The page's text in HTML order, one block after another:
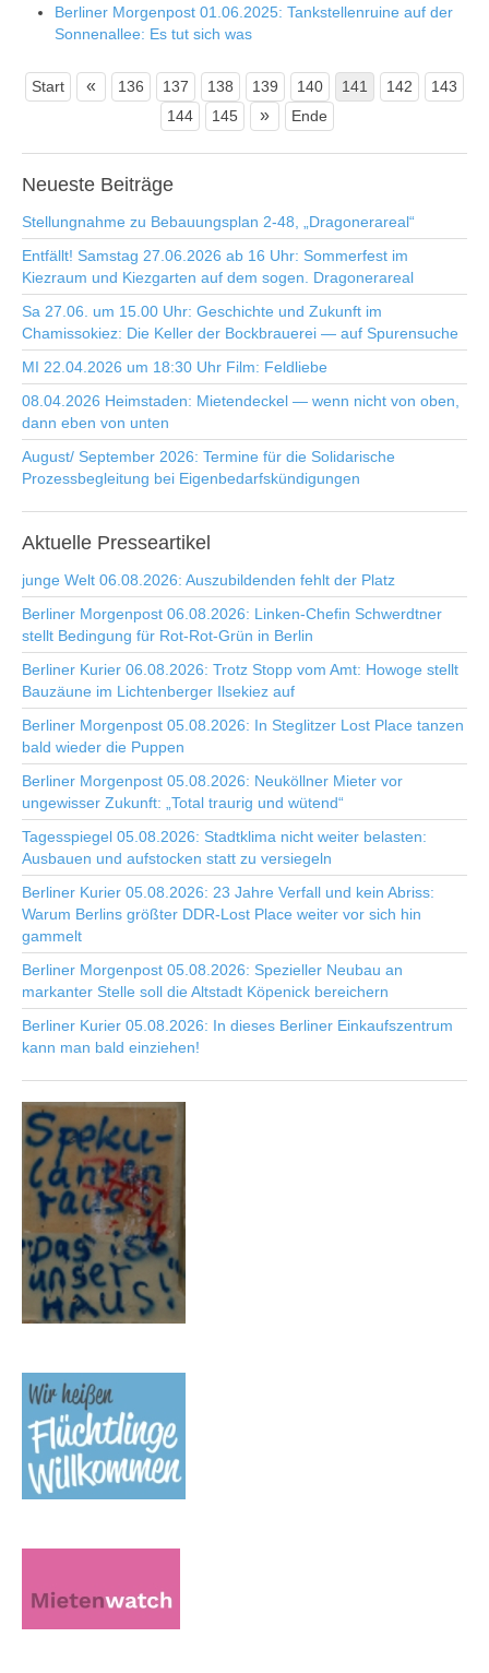
Berliner Morgenpost 01.06.2025: Tankstellenruine auf der
Sonnenallee: Es tut sich was
Start « 136 137 138 139 140 141 142
143
144
145 » Ende
Neueste Beiträge
Stellungnahme zu Bebauungsplan 2-48, „Dragonerareal“
Entfällt! Samstag 27.06.2026 ab 16 Uhr: Sommerfest im
Kiezraum und Kiezgarten auf dem sogen. Dragonerareal
Sa 27.06. um 15.00 Uhr: Geschichte und Zukunft im
Chamissokiez: Die Keller der Bockbrauerei — auf Spurensuche
MI 22.04.2026 um 18:30 Uhr Film: Feldliebe
08.04.2026 Heimstaden: Mietendeckel — wenn nicht von oben,
dann eben von unten
August/ September 2026: Termine für die Solidarische
Prozessbegleitung bei Eigenbedarfskündigungen
Aktuelle Presseartikel
junge Welt 06.08.2026: Auszubildenden fehlt der Platz
Berliner Morgenpost 06.08.2026: Linken-Chefin Schwerdtner
stellt Bedingung für Rot-Rot-Grün in Berlin
Berliner Kurier 06.08.2026: Trotz Stopp vom Amt: Howoge stellt
Bauzäune im Lichtenberger Ilsekiez auf
Berliner Morgenpost 05.08.2026: In Steglitzer Lost Place tanzen
bald wieder die Puppen
Berliner Morgenpost 05.08.2026: Neuköllner Mieter vor
ungewisser Zukunft: „Total traurig und wütend“
Tagesspiegel 05.08.2026: Stadtklima nicht weiter belasten:
Ausbauen und aufstocken statt zu versiegeln
Berliner Kurier 05.08.2026: 23 Jahre Verfall und kein Abriss:
Warum Berlins größter DDR-Lost Place weiter vor sich hin
gammelt
Berliner Morgenpost 05.08.2026: Spezieller Neubau an
markanter Stelle soll die Altstadt Köpenick bereichern
Berliner Kurier 05.08.2026: In dieses Berliner Einkaufszentrum
kann man bald einziehen!